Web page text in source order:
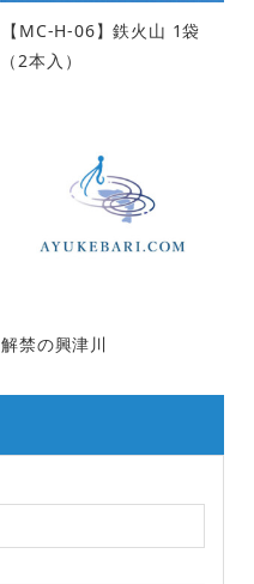
【MC-H-06】鉄火山 1袋
（2本入）
解禁の興津川